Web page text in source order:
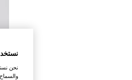
نحن